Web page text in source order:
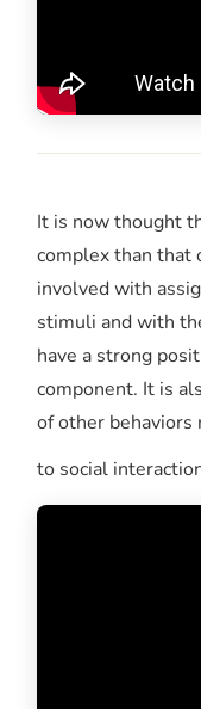
It is now thought
complex than that
involved with
stimuli and with
have a strong
component. It is
of other behaviors
to social